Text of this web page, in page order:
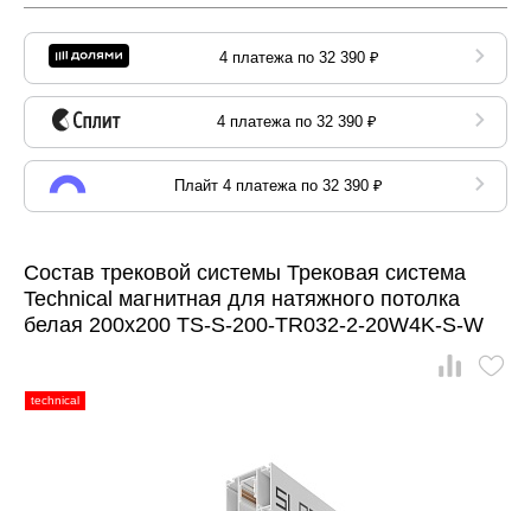
4 платежа по 32 390 ₽
4 платежа по 32 390 ₽
Плайт 4 платежа по 32 390 ₽
Состав трековой системы Трековая система
Technical магнитная для натяжного потолка
белая 200x200 TS-S-200-TR032-2-20W4K-S-W
technical